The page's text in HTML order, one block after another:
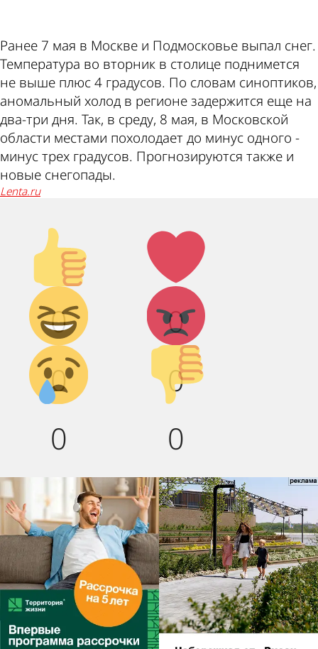
Ранее 7 мая в Москве и Подмосковье выпал снег.
Температура во вторник в столице поднимется
не выше плюс 4 градусов. По словам синоптиков,
аномальный холод в регионе задержится еще на
два-три дня. Так, в среду, 8 мая, в Московской
области местами похолодает до минус одного -
минус трех градусов. Прогнозируются также и
новые снегопады.
lenta.ru
Палец
вверх!
0
Лайк!
0
Дикий
смех!
0
Агрессия!
0
Грусть :(
0
Палец
вниз!
0